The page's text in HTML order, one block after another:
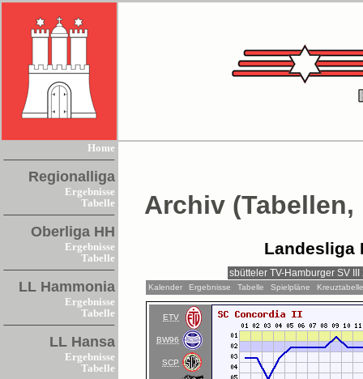
Home
Regionalliga
Ergebnisse
Tabelle
Oberliga HH
Ergebnisse
Tabelle
LL Hammonia
Ergebnisse
Tabelle
LL Hansa
Ergebnisse
Tabelle
Archiv
Landesliga
Kalender Ergebnisse Tabelle Spielpläne
ETV
BW96
SCP